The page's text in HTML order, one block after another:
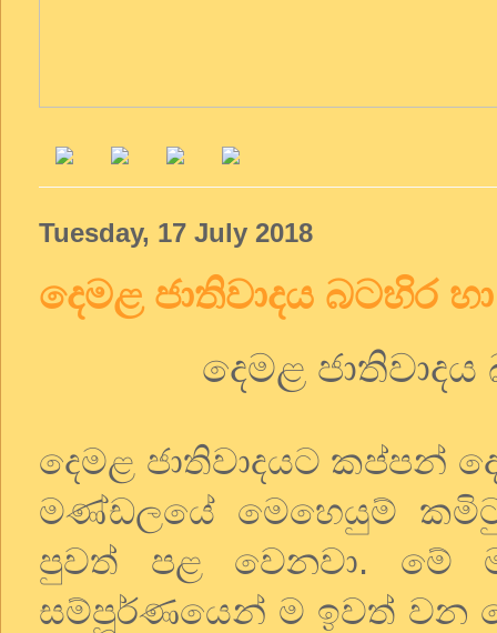
Tuesday, 17 July 2018
දෙමළ ජාතිවාදය බටහිර
දෙමළ
දෙමළ ජාතිවාදයට කප්පන්
මණ්ඩලයේ මෙහෙයුම්
පුවත් පළ වෙනවා. මේ
සම්පූර්ණයෙන් ම ඉවත් වන